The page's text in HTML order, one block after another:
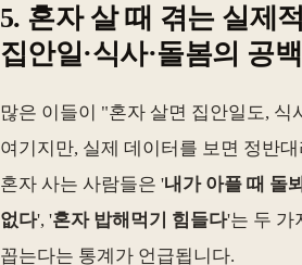
5. 혼자 살 때 겪는 실제
집안일·식사·돌봄의 공백
많은 이들이 "혼자 살면 집안일도, 식
여기지만, 실제 데이터를 보면 정반
혼자 사는 사람들은 '내가 아플 때 돌
없다', '혼자 밥해먹기 힘들다'는 두 가
꼽는다는 통계가 언급됩니다.